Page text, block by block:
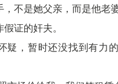
，不是她父亲，而是他老
证的奸夫。
疑，暂时还没找到有力